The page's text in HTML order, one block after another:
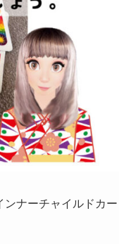
ンナーチャイルドカー